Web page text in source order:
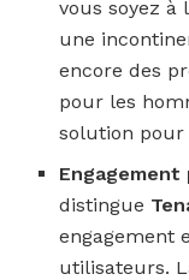
vous soyez à
une
encore des
pour les
solution pour
distingue
engagement
utilisateurs.